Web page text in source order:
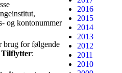
og kontonummer
brug for følgende
Tilflytter:
2016
2015
2014
2013
2012
2011
2010